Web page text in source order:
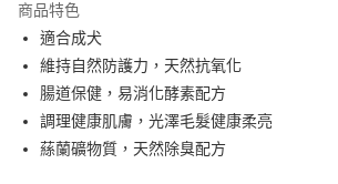
Apple Pay
街口支付
悠遊付
ATM付款
商品特色
適合成犬
維持自然防護力，天然抗氧化
腸道保健，易消化酵素配方
調理健康肌膚，光澤毛髮健康柔亮
蕬蘭礦物質，天然除臭配方